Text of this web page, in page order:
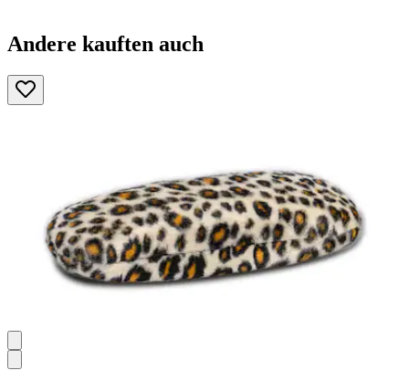
Andere kauften auch